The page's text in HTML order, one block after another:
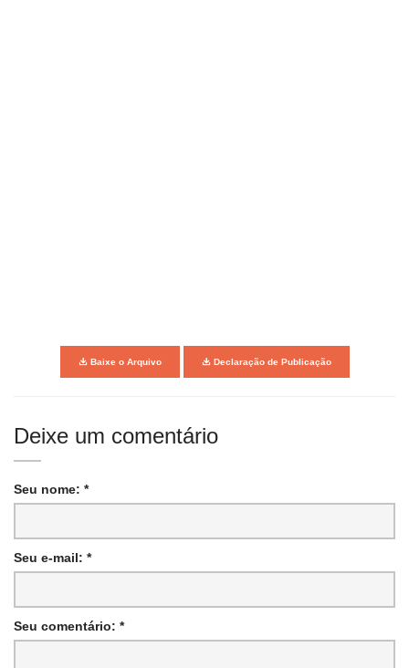
Baixe o Arquivo Declaração de Publicação
Deixe um comentário
Seu nome: *
Seu e-mail: *
Seu comentário: *